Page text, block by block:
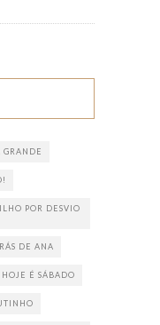
POR DESVIO
DE ANA
HOJE É SÁBADO